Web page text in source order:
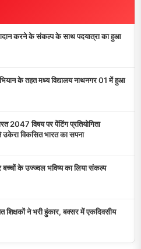
करने के संकल्प के साथ पदयात्रा का हुआ
के तहत मध्य विद्यालय नाथनगर 01 में हुआ
2047 विषय पर पेंटिंग प्रतियोगिता
ने उकेरा विकसित भारत का सपना
बच्चों के उज्ज्वल भविष्य का लिया संकल्प
शिक्षकों ने भरी हुंकार, बक्सर में एकदिवसीय